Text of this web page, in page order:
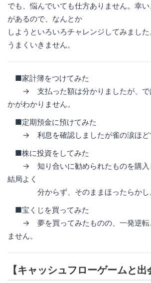
でも、悩んでいても仕方ありません。幸
があるので、なんとか
しようといろいろチャレンジしてみまし
うまくいきません。
■家計簿をつけてみた
→ 支払った額は分かりましたが、で
かがわかりません。
■定期預金に預けてみた
→ 利息を確認しましたが雀の涙ほど
■株に投資をしてみた
→ 知り合いに勧められたものを購入し
結局よく
分からず、そのままほったらかし
■宝くじを買ってみた
→ 夢を買ってみたものの、一発逆転
ません。
【キャッシュフローゲームと出